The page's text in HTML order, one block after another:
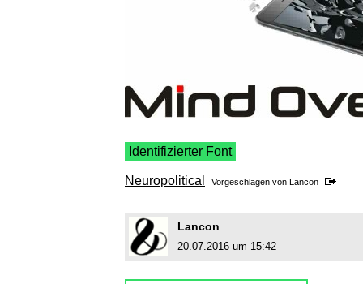
Identifizierter Font
Neuropolitical Vorgeschlagen von Lancon
Lancon
20.07.2016 um 15:42